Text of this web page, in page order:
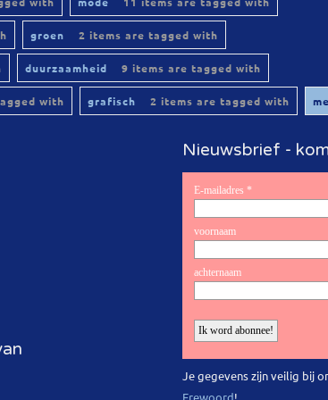
groen 2 items are tagged with
duurzaamheid 9 items are tagged with
with grafisch 2 items are tagged with
Nieuwsbrief -
Je gegevens zijn veilig bij
Erewoord!